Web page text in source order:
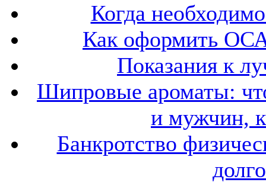
Когда
Как оформить
Показания к
Шипровые ароматы:
и мужчин,
Банкротство